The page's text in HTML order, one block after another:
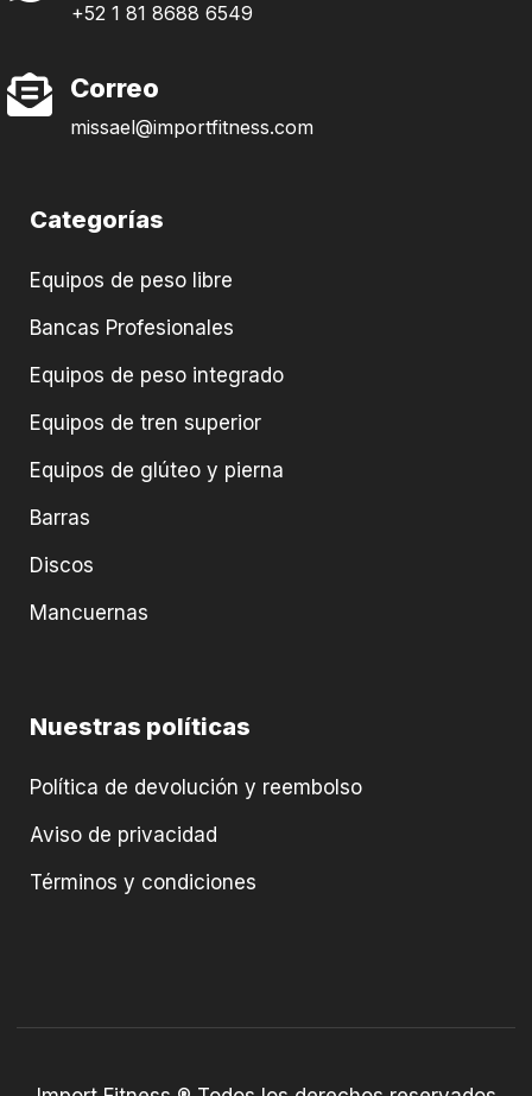
+52 1 81 8688 6549
Correo
missael@importfitness.com
Categorías
Equipos de peso libre
Bancas Profesionales
Equipos de peso integrado
Equipos de tren superior
Equipos de glúteo y pierna
Barras
Discos
Mancuernas
Nuestras políticas
Política de devolución y reembolso
Aviso de privacidad
Términos y condiciones